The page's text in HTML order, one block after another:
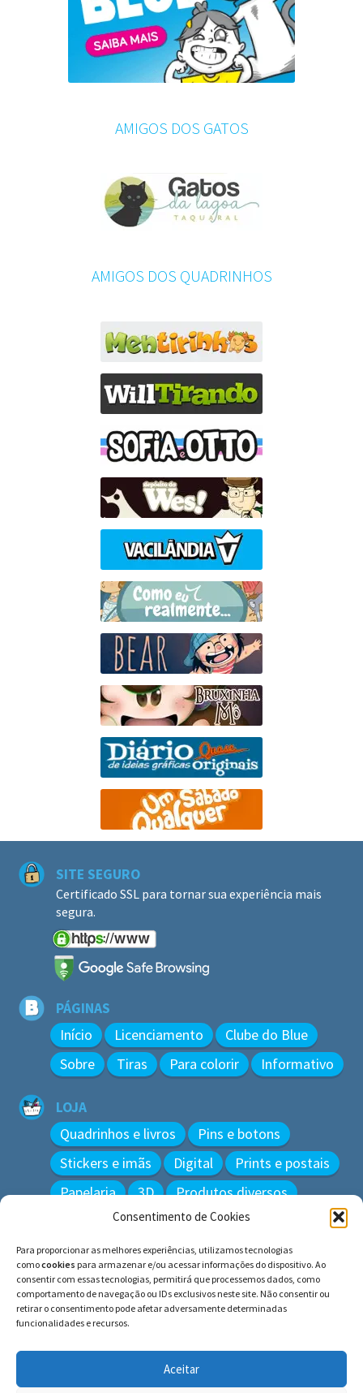
Consentimento de Cookies
Para proporcionar as melhores experiências, utilizamos tecnologias
comocookies para armazenar e/ou acessar informações do dispositivo. Ao
consentir com essas tecnologias, permitirá que processemos dados, como
comportamento de navegação ou IDs exclusivos neste site. Não consentir ou
retirar o consentimento pode afetar adversamente determinadas
funcionalidades e recursos.
Aceitar
AMIGOS DOS GATOS
AMIGOS DOS QUADRINHOS
SITE SEGURO
Certificado SSL para tornar sua experiência mais
segura.
PÁGINAS
Início Licenciamento
Clube do Blue
Sobre
Tiras Para colorir Informativo
LOJA
Quadrinhos e livros
Pins e botons
Stickers e imãs
Digital
Prints e postais
Papelaria
3D Produtos diversos
Pesquisar
por:
© BLUE e os gatos ∙ todos os direitos reservados.
Histórias inspiradas em gatos reais. Adote e cuide dos
gatos!